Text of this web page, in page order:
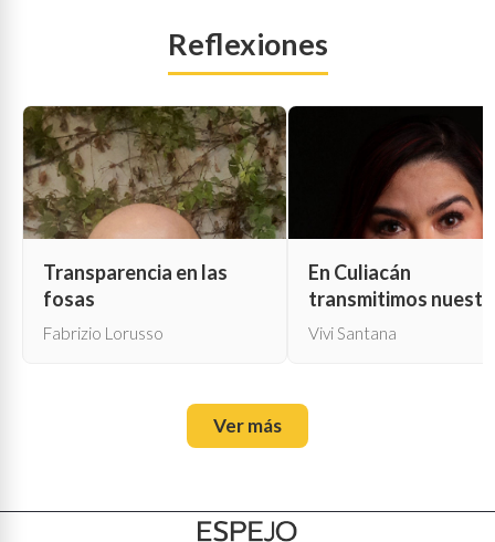
Reflexiones
Transparencia en las
fosas
Fabrizio Lorusso
En Culiacán
transmitimos
propia muerte
Vivi Santana
Ver más